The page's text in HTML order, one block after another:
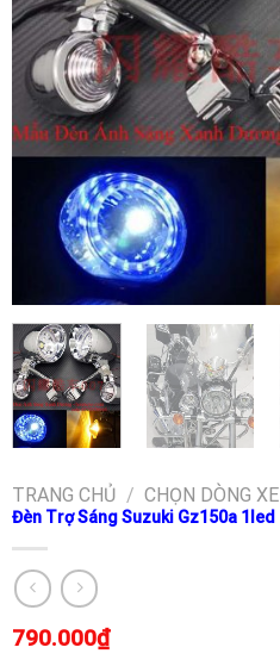
TRANG CHỦ / CHỌN DÒNG XE
Đèn Trợ Sáng Suzuki Gz150a 1led
790.000₫